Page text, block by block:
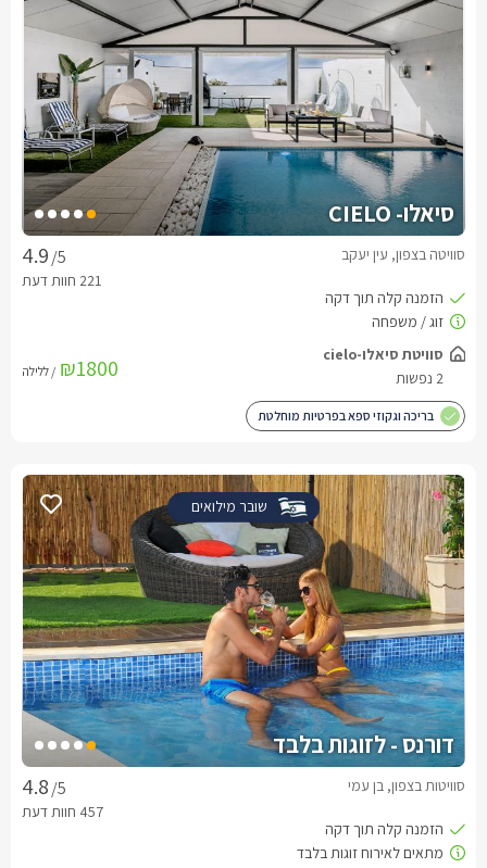
סיאלו- CIELO
/5 סוויטה בצפון, עין יעקב
סוויטת סיאלו-cielo
2 נפשות
₪1800 / ללילה
בריכה וגקוזי ספא בפרטיות מוחלטת
שובר מילואים
דורנס - לזוגות בלבד
/5 סוויטות בצפון, בן עמי